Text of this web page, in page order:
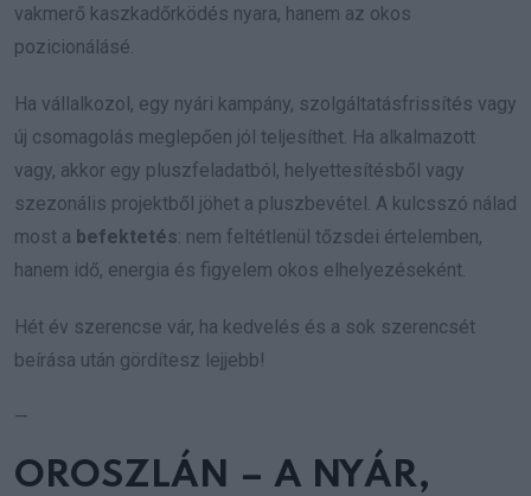
vakmerő kaszkadőrködés nyara, hanem az okos
pozicionálásé.
Ha vállalkozol, egy nyári kampány, szolgáltatásfrissítés vagy
új csomagolás meglepően jól teljesíthet. Ha alkalmazott
vagy, akkor egy pluszfeladatból, helyettesítésből vagy
szezonális projektből jöhet a pluszbevétel. A kulcsszó nálad
most a befektetés: nem feltétlenül tőzsdei értelemben,
hanem idő, energia és figyelem okos elhelyezéseként.
Hét év szerencse vár, ha kedvelés és a sok szerencsét
beírása után gördítesz lejjebb!
—
OROSZLÁN – A NYÁR,